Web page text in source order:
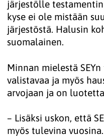
järjestölle
kyse ei ole mistään
järjestöstä. Halusin
suomalainen.
Minnan mielestä
valistavaa ja myös
arvojaan ja on
– Lisäksi uskon, että
myös tulevina